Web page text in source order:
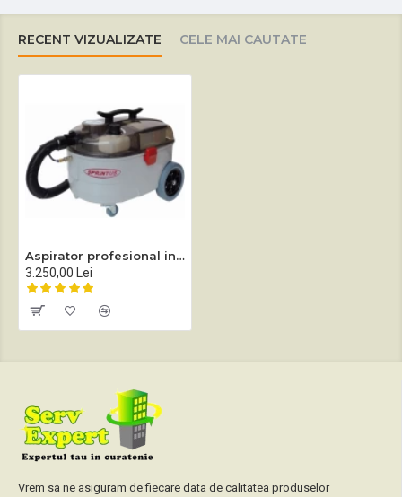
RECENT VIZUALIZATE CELE MAI CAUTATE
Aspirator profesional injecție-extracție Sprintus SE 7
3.250,00 Lei
Vrem sa ne asiguram de fiecare data de calitatea produselor